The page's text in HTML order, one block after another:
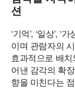
션
‘기억’, ‘일상’, ‘
이며 관람자의
효과적으로 배
어낸 감각의 확
향을 미친다는